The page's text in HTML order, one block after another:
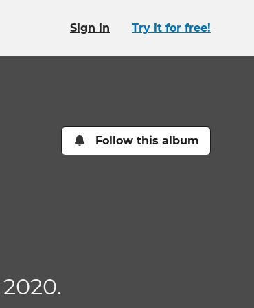
Sign in Try it for free!
Follow this album